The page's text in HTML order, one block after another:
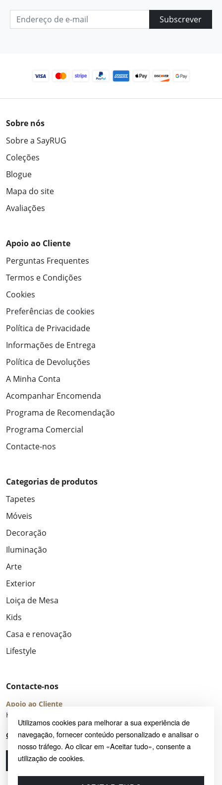
Utilizamos cookies para melhorar a sua experiência de
navegação, fornecer conteúdo personalizado e analisar o
nosso tráfego. Ao clicar em «Aceitar tudo», consente a
utilização de cookies.
Subscrever
Sobre nós
Sobre a SayRUG
Coleções
Blogue
Mapa do site
Avaliações
Apoio ao Cliente
Perguntas Frequentes
Termos e Condições
Cookies
Preferências de cookies
Política de Privacidade
Informações de Entrega
Política de Devoluções
A Minha Conta
Acompanhar Encomenda
Programa de Recomendação
Programa Comercial
Contacte-nos
Categorias de produtos
Tapetes
Móveis
Decoração
Iluminação
Arte
Exterior
Loiça de Mesa
Kids
Casa e renovação
Lifestyle
Contacte-nos
Apoio ao Cliente
Horário de Atendimento: seg – sex 8:00 – 16:00 (UTC+2)
Centro de Ajuda
Ligue-nos